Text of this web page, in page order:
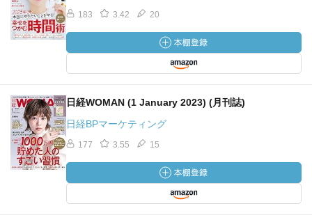
183 3.42 20
日経WOMAN (1 January 2023) (月刊誌)
日経BPマーケティング
177 3.55 15